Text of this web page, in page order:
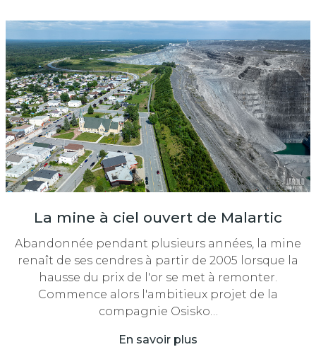
La mine à ciel ouvert de Malartic
Abandonnée pendant plusieurs années, la mine
renaît de ses cendres à partir de 2005 lorsque la
hausse du prix de l'or se met à remonter.
Commence alors l'ambitieux projet de la
compagnie Osisko…
En savoir plus